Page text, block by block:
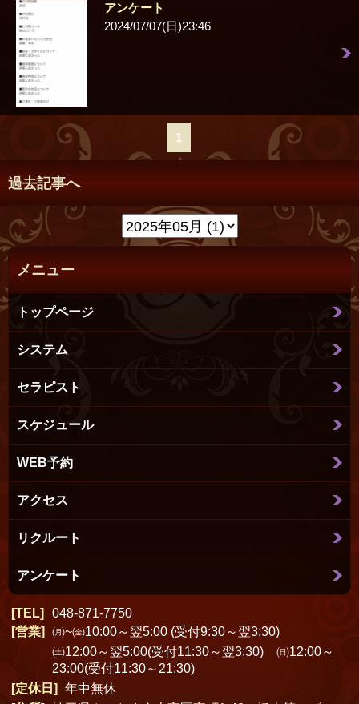
アンケート
2024/07/07(日)23:46
1
過去記事へ
メニュー
トップページ
システム
セラピスト
スケジュール
WEB予約
アクセス
リクルート
アンケート
TEL
048-871-7750
営業
㈪~㈮10:00～翌5:00 (受付9:30～翌3:30)
㈯12:00～翌5:00(受付11:30～翌3:30) ㈰12:00～
23:00(受付11:30～21:30)
定休日
年中無休